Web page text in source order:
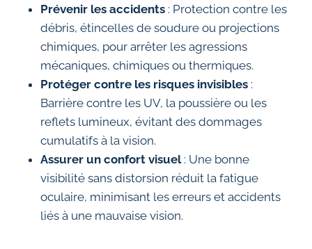
Prévenir les accidents : Protection contre les
débris, étincelles de soudure ou projections
chimiques, pour arrêter les agressions
mécaniques, chimiques ou thermiques.
Protéger contre les risques invisibles :
Barrière contre les UV, la poussière ou les
reflets lumineux, évitant des dommages
cumulatifs à la vision.
Assurer un confort visuel: Une bonne
visibilité sans distorsion réduit la fatigue
oculaire, minimisant les erreurs et accidents
liés à une mauvaise vision.